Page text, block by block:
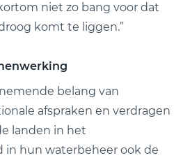
niet zo bang voor dat
komt te liggen.”
belang van
afspraken en verdragen
landen in het
in hun waterbeheer ook de